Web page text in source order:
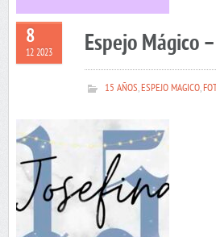
8
12 2023 Espejo Mágico
15 AÑOS,ESPEJO MAGICO,